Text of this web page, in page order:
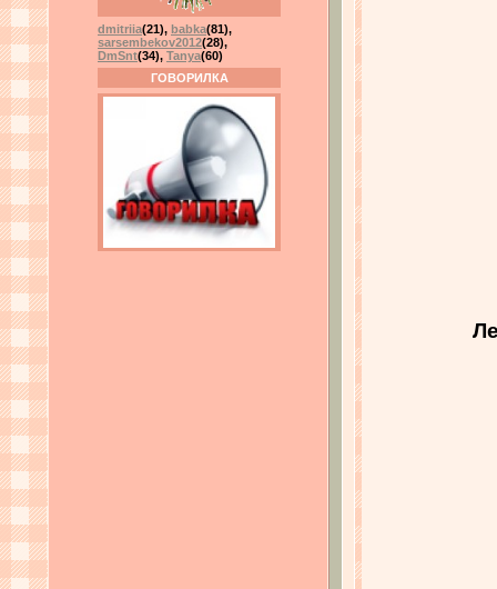
dmitriia(21), babka(81),
sarsembekov2012(28),
DmSnt(34), Tanya(60)
ГОВОРИЛКА